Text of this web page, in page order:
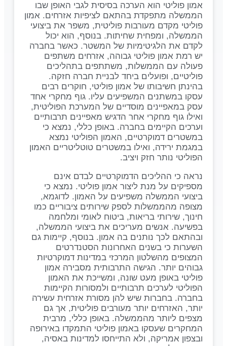
אמון פוליטי הוא הערכה בסיסית לגבי האופן שבו
הממשלה מתפקדת בהתאם לציפיות אזרחים. אמון
פוליטי מקדם מעורבות פוליטית, משפר את ביצועי
הממשלה, ומפחית שחיתות. בנוסף, הוא יכול
לקדם את הלגיטימיות של המשטר. כאשר בחברה
יש רמת אמון פוליטי גבוהה, אזרחים משתפים
פעולה עם הממשלות, משתתפים בתהליכים
פוליטיים, ופועלים ביחד לבניית חברה חזקה.
בהינתן חשיבותו של אמון פוליטי, חוקרים רבים
עסקו במשתנים המשפיעים עליו. גוף מחקרי אחד
עסק במאפיינים מוסדיים של המערכת הפוליטית,
ואילו גוף מחקרי אחר הדגיש מאפיינים תרבותיים
וערכים הקיימים בחברה. באופן כללי, נמצא כי
במשטרים דמוקרטיים, האמון הפוליטי נמצא
במגמת ירידה, ואילו במשטרים טוטליטריים האמון
הפוליטי נותר חזק ויציב.
נראה כי ההליכים הדמוקרטיים לבדם אינם
מספיקים על מנת ליצור אמון פוליטי. נמצא כי
ביצועי הממשלה משפיעים על האמון. לדוגמא,
מצופה מהממשלות לספק שירותים ציבוריים כמו
חינוך, שירותי בריאות, ביטוח לאומי ומלחמה
בפשיעה. אנשים מעריכים את ביצועי הממשלה,
ובהתאם לכך נותנים בה אמון. בנוסף, קיימות גם
השערות כי בשנים האחרונות הסטנדרטים
המצופים מהשלטון המרכזי במדינות דמוקרטיות
גבוהים יותר. הגישה התרבותית מסבירה אמון
פוליטי באופן מעט שונה, ומשייכת את האמון
הפוליטי לערכים תרבותיים ולמסורות הקיימות
בחברה. בחברות שיש להן מסורת אזרחית עשירה
יותר, האזרחים יותר מעורבים פוליטית, אך גם
מצפים ליותר מהממשלה. באופן כללי, מרבית
המחקרים שעסקו באמון פוליטי התמקדו באירופה
ובצפון אמריקה, ולא התייחסו למדינות באסיה,